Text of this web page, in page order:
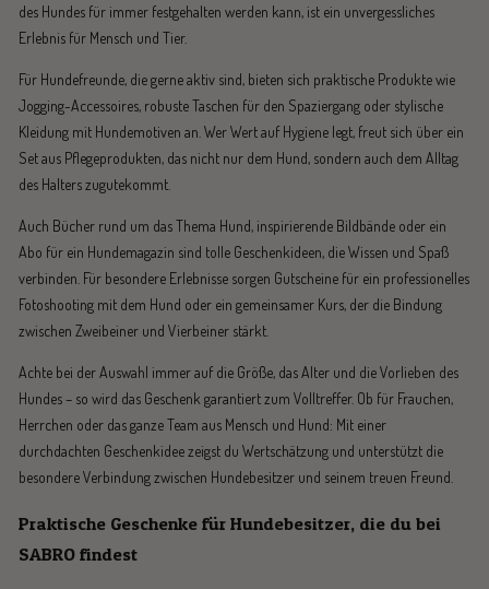
des Hundes für immer festgehalten werden kann, ist ein unvergessliches
Erlebnis für Mensch und Tier.
Für Hundefreunde, die gerne aktiv sind, bieten sich praktische Produkte wie
Jogging-Accessoires, robuste Taschen für den Spaziergang oder stylische
Kleidung mit Hundemotiven an. Wer Wert auf Hygiene legt, freut sich über ein
Set aus Pflegeprodukten, das nicht nur dem Hund, sondern auch dem Alltag
des Halters zugutekommt.
Auch Bücher rund um das Thema Hund, inspirierende Bildbände oder ein
Abo für ein Hundemagazin sind tolle Geschenkideen, die Wissen und Spaß
verbinden. Für besondere Erlebnisse sorgen Gutscheine für ein professionelles
Fotoshooting mit dem Hund oder ein gemeinsamer Kurs, der die Bindung
zwischen Zweibeiner und Vierbeiner stärkt.
Achte bei der Auswahl immer auf die Größe, das Alter und die Vorlieben des
Hundes – so wird das Geschenk garantiert zum Volltreffer. Ob für Frauchen,
Herrchen oder das ganze Team aus Mensch und Hund: Mit einer
durchdachten Geschenkidee zeigst du Wertschätzung und unterstützt die
besondere Verbindung zwischen Hundebesitzer und seinem treuen Freund.
Praktische Geschenke für Hundebesitzer, die du bei
SABRO findest